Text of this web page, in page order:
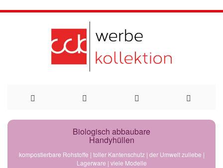
Direkt
Biologisch abbaubare
Handyhüllen
kompostierbare Rohstoffe | toller Kantenschutz | der Umwelt zuliebe |
Lagerware | viele Modelle